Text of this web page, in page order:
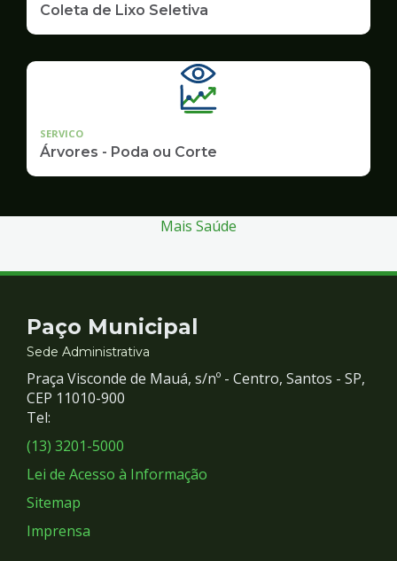
Coleta de Lixo Seletiva
SERVICO
Árvores - Poda ou Corte
Mais Saúde
Contato
e
Redes
Sociais
Paço Municipal
Sede Administrativa
Praça Visconde de Mauá, s/nº - Centro, Santos - SP,
CEP 11010-900
Tel:
(13) 3201-5000
Lei de Acesso à Informação
Sitemap
Imprensa